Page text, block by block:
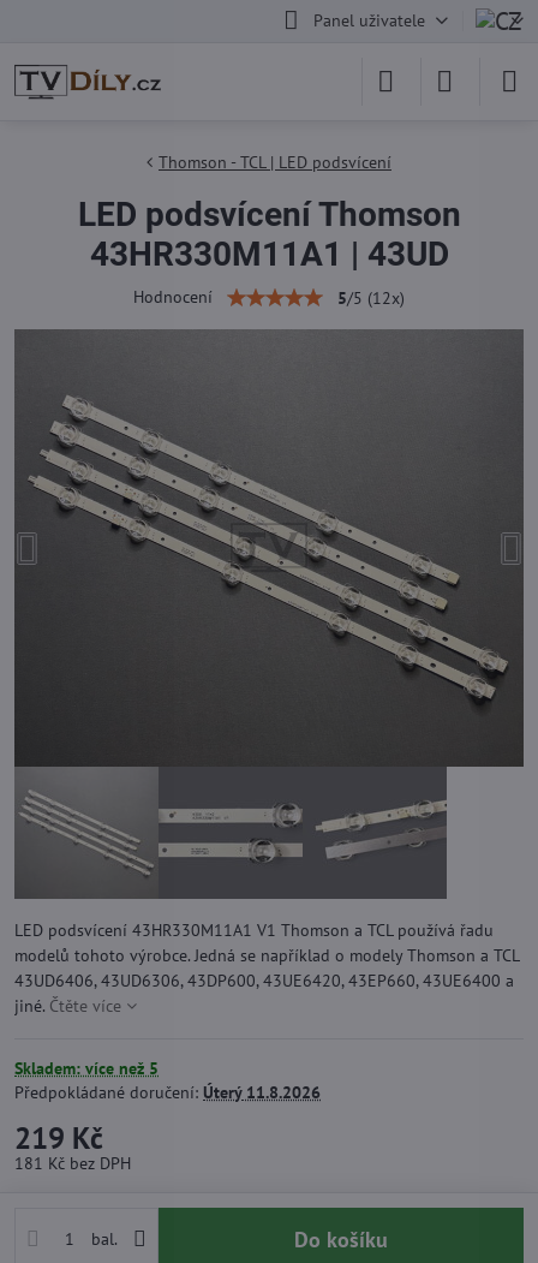
Panel uživatele
Thomson - TCL | LED podsvícení
LED podsvícení Thomson
43HR330M11A1 | 43UD
Hodnocení 5/5 (12x)
LED podsvícení 43HR330M11A1 V1 Thomson a TCL používá řadu
modelů tohoto výrobce. Jedná se například o modely Thomson a TCL
43UD6406, 43UD6306, 43DP600, 43UE6420, 43EP660, 43UE6400 a
jiné. Čtěte více
Skladem: více než 5
Předpokládané doručení: Úterý11.8.2026
219 Kč
181 Kč bez DPH
bal. Do košíku